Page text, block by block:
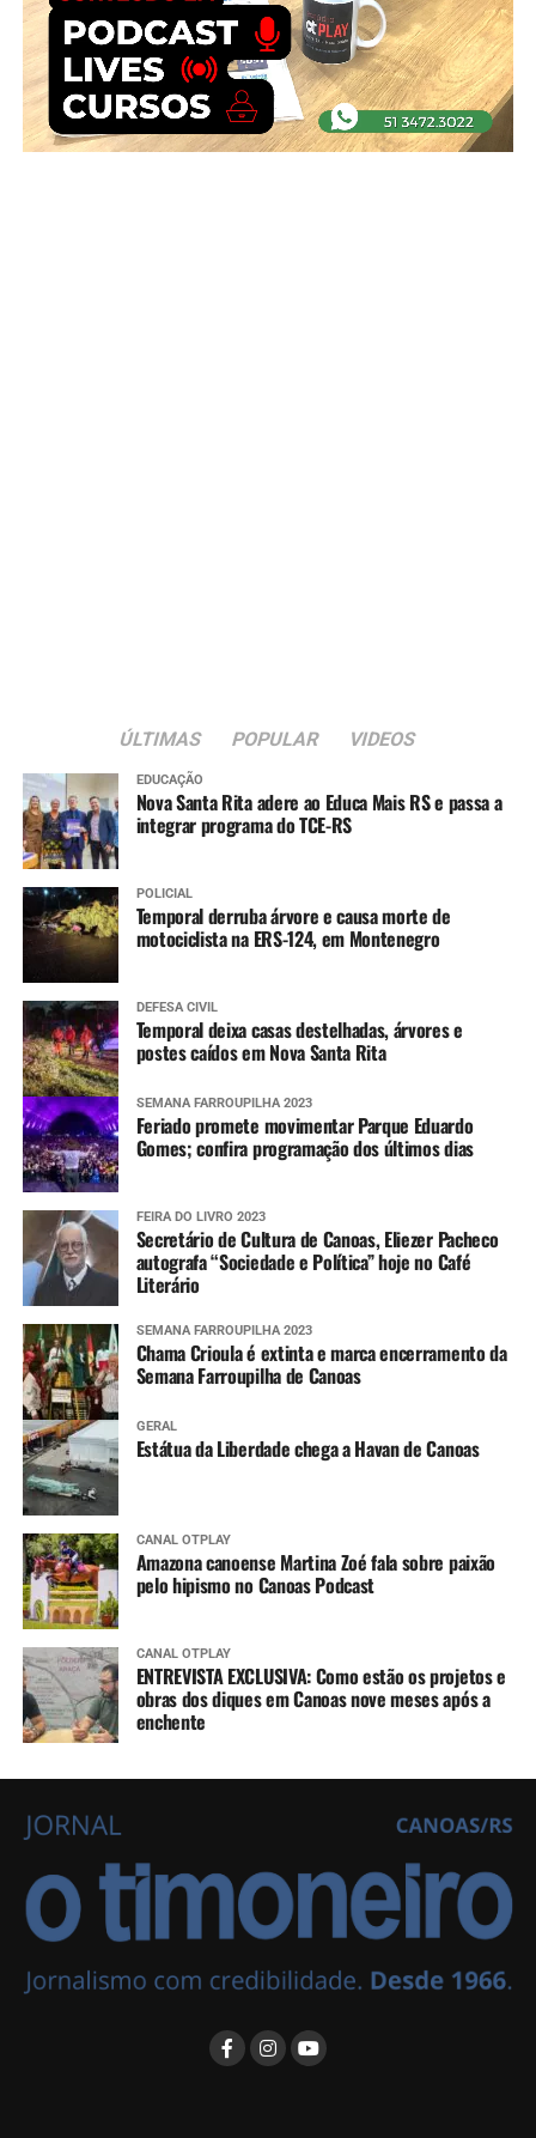
ÚLTIMAS POPULAR VIDEOS
EDUCAÇÃO
Nova Santa Rita adere ao Educa Mais RS e passa a
integrar programa do TCE-RS
POLICIAL
Temporal derruba árvore e causa morte de
motociclista na ERS-124, em Montenegro
DEFESA CIVIL
Temporal deixa casas destelhadas, árvores e
postes caídos em Nova Santa Rita
SEMANA FARROUPILHA 2023
Feriado promete movimentar Parque Eduardo
Gomes; confira programação dos últimos dias
FEIRA DO LIVRO 2023
Secretário de Cultura de Canoas, Eliezer Pacheco
autografa “Sociedade e Política” hoje no Café
Literário
SEMANA FARROUPILHA 2023
Chama Crioula é extinta e marca encerramento da
Semana Farroupilha de Canoas
GERAL
Estátua da Liberdade chega a Havan de Canoas
CANAL OTPLAY
Amazona canoense Martina Zoé fala sobre paixão
pelo hipismo no Canoas Podcast
CANAL OTPLAY
ENTREVISTA EXCLUSIVA: Como estão os projetos e
obras dos diques em Canoas nove meses após a
enchente